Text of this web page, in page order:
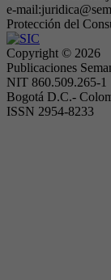
e-
Protección del
Copyright © 2026
Publicaciones
NIT 860.509.265-1
Bogotá D.C.-
ISSN 2954-8233